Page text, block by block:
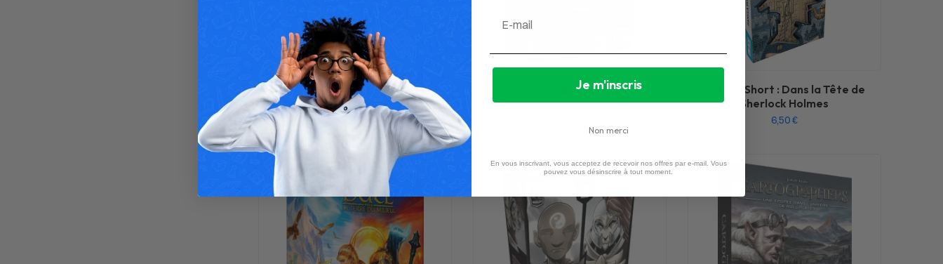
Miams
17,90€
Regicide
11,90€
Unlock! Short : Dans la Tête de
Sherlock Holmes
6,50€
Je m'inscris
Non merci
En vous inscrivant, vous acceptez de recevoir nos offres par e-mail. Vous
pouvez vous désinscrire à tout moment.